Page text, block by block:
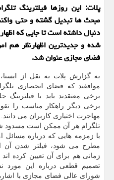
پلات: این روزها فیلترینگ
مبحث ها تبدیل گشته و حتی
دنبال داشته است تا جایی كه
شده و جدیدترین اظهارنظر هم
فضای مجازی عنوان شد.
به گزارش پلات به نقل از
موافقند كه فضای انحصاری
برخی معتقدند باید با
برخی دیگر راهكار مناسب را
مهاجرت اختیاری كاربران می دانند.
تلگرام هر آن ممكن است مسدود
با زمزمه هایی كه درباره مسائل
مطرح می شود، فیلتر شدن آن
زمانی هم برای آن تعیین كرده
تصمیم قطعی درباره این مورد
شورای عالی فضای مجازی با